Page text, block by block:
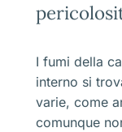
I fumi della
interno si
varie, come
comunque